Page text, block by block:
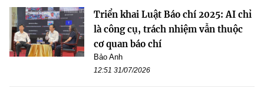
Triển khai Luật Báo chí 2025: AI chỉ
là công cụ, trách nhiệm vẫn thuộc
cơ quan báo chí
Bảo Anh
12:51 31/07/2026